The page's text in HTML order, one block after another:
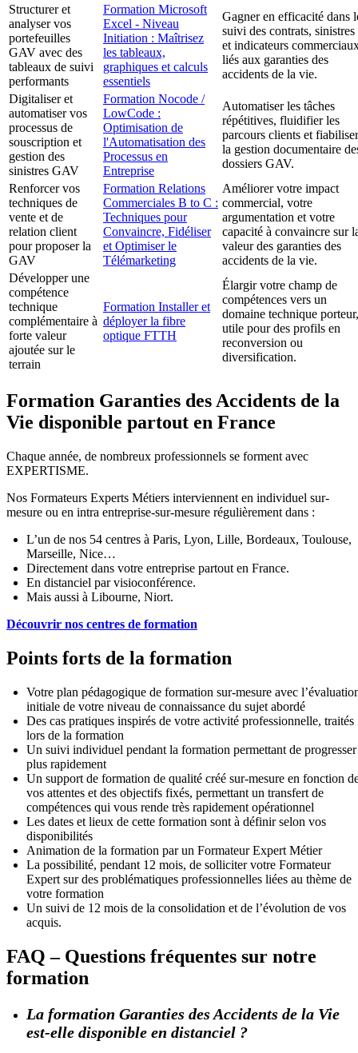
Structurer et
analyser vos
portefeuilles
GAV avec des
tableaux de suivi
performants
Formation Microsoft
Excel - Niveau
Initiation : Maîtrisez
les tableaux,
graphiques et calculs
essentiels
Gagner en efficacité dans
suivi des contrats, sinistres
et indicateurs
liés aux garanties des
accidents de la vie.
Digitaliser et
automatiser vos
processus de
souscription et
gestion des
sinistres GAV
Formation Nocode /
LowCode :
Optimisation de
l'Automatisation des
Processus en
Entreprise
Automatiser les tâches
répétitives, fluidifier les
parcours clients et fiabiliser
la gestion documentaire
dossiers GAV.
Renforcer vos
techniques de
vente et de
relation client
pour proposer la
GAV
Formation Relations
Commerciales B to C :
Techniques pour
Convaincre, Fidéliser
et Optimiser le
Télémarketing
Améliorer votre impact
commercial, votre
argumentation et votre
capacité à convaincre sur
valeur des garanties des
accidents de la vie.
Développer une
compétence
technique
complémentaire à
forte valeur
ajoutée sur le
terrain
Formation Installer et
déployer la fibre
optique FTTH
Élargir votre champ de
compétences vers un
domaine technique porteur,
utile pour des profils en
reconversion ou
diversification.
Formation Garanties des Accidents de la
Vie disponible partout en France
Chaque année, de nombreux professionnels se forment avec
EXPERTISME.
Nos Formateurs Experts Métiers interviennent en individuel sur-
mesure ou en intra entreprise-sur-mesure régulièrement dans :
L’un de nos 54 centres à Paris, Lyon, Lille, Bordeaux, Toulouse,
Marseille, Nice…
Directement dans votre entreprise partout en France.
En distanciel par visioconférence.
Mais aussi à Libourne, Niort.
Découvrir nos centres de formation
Points forts de la formation
Votre plan pédagogique de formation sur-mesure avec
initiale de votre niveau de connaissance du sujet abordé
Des cas pratiques inspirés de votre activité professionnelle, traités
lors de la formation
Un suivi individuel pendant la formation permettant de progresser
plus rapidement
Un support de formation de qualité créé sur-mesure en fonction
vos attentes et des objectifs fixés, permettant un transfert de
compétences qui vous rende très rapidement opérationnel
Les dates et lieux de cette formation sont à définir selon vos
disponibilités
Animation de la formation par un Formateur Expert Métier
La possibilité, pendant 12 mois, de solliciter votre Formateur
Expert sur des problématiques professionnelles liées au thème de
votre formation
Un suivi de 12 mois de la consolidation et de l’évolution de vos
acquis.
FAQ – Questions fréquentes sur notre
formation
La formation Garanties des Accidents de la Vie
est-elle disponible en distanciel ?